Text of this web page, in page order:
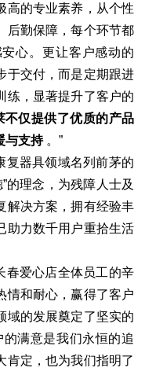
高的专业素养，从个性
后勤保障，每个环节都
心。更让客户感动的
于交付，而是定期跟进
练，显著提升了客户的
不仅提供了优质的产品
与支持 。”
器具领域名列前茅的
的理念，为残障人士及
解决方案，拥有经验丰
助力数千用户重拾生活
爱心店全体员工的辛
情和耐心，赢得了客户
域的发展奠定了坚实的
满意是我们永恒的追
肯定，也为我们指明了